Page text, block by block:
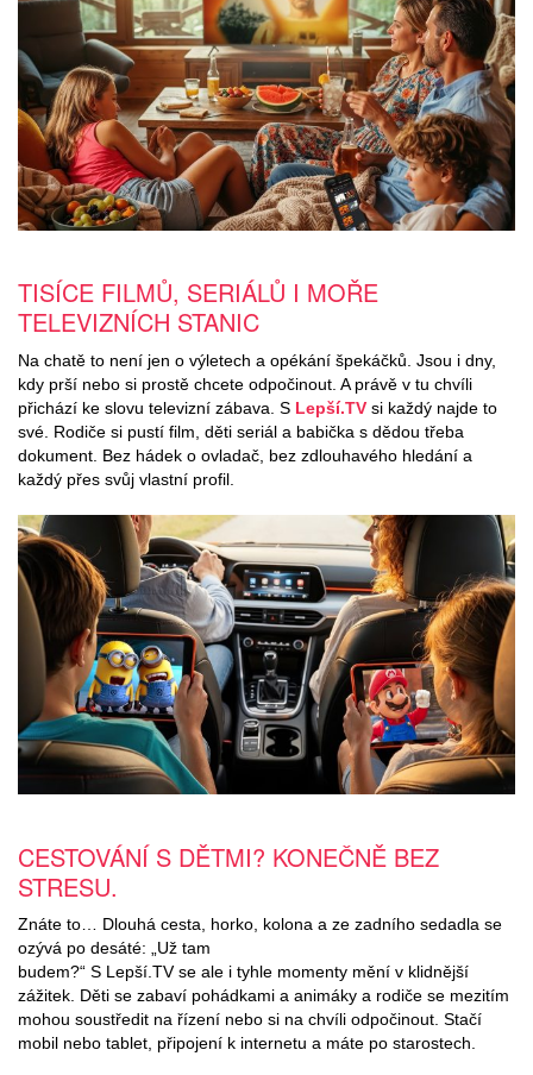
TISÍCE FILMŮ, SERIÁLŮ I MOŘE
TELEVIZNÍCH STANIC​
Na chatě to není jen o výletech a opékání špekáčků. Jsou i dny,
kdy prší nebo si prostě chcete odpočinout. A právě v tu chvíli
přichází ke slovu televizní zábava. S Lepší.TV si každý najde to
své. Rodiče si pustí film, děti seriál a babička s dědou třeba
dokument. Bez hádek o ovladač, bez zdlouhavého hledání a
každý přes svůj vlastní profil.
CESTOVÁNÍ S DĚTMI? KONEČNĚ BEZ
STRESU.​
Znáte to… Dlouhá cesta, horko, kolona a ze zadního sedadla se
ozývá po desáté: „Už tam
budem?“ S Lepší.TV se ale i tyhle momenty mění v klidnější
zážitek. Děti se zabaví pohádkami a animáky a rodiče se mezitím
mohou soustředit na řízení nebo si na chvíli odpočinout. Stačí
mobil nebo tablet, připojení k internetu a máte po starostech.